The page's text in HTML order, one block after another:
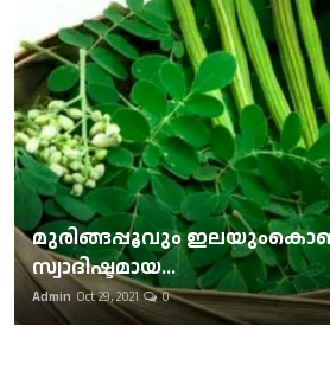
മുരിങ്ങപ്പൂവും
സ്വാദിഷ്ടമായ...
Admin Oct 29, 2021 0